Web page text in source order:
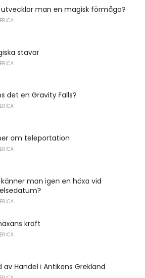
utvecklar man en magisk förmåga?
stavar
det en Gravity Falls?
om teleportation
känner man igen en häxa vid
kraft
av Handel i Antikens Grekland